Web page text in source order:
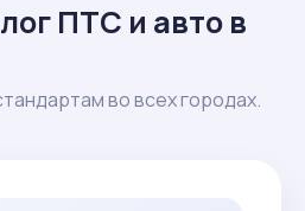
ПТС и авто в
во всех городах.